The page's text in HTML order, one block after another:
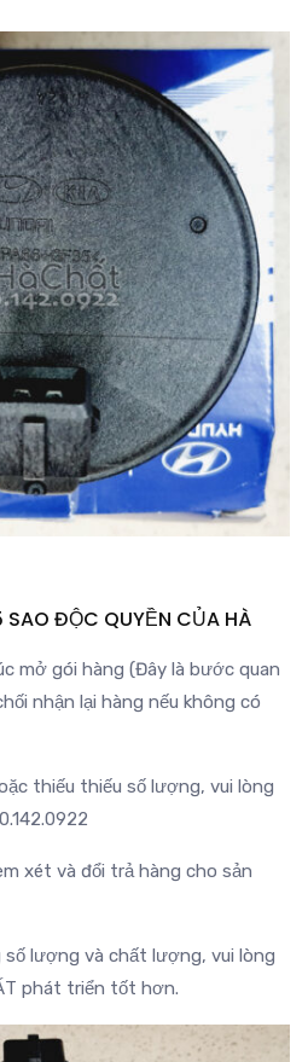
SAO ĐỘC QUYỀN CỦA HÀ
mở gói hàng (Đây là bước quan
nhận lại hàng nếu không có
thiếu thiếu số lượng, vui lòng
xét và đổi trả hàng cho sản
số lượng và chất lượng, vui lòng
phát triển tốt hơn.